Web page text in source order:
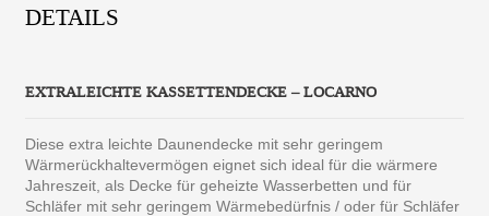
DETAILS
EXTRALEICHTE KASSETTENDECKE – LOCARNO
Diese extra leichte Daunendecke mit sehr geringem
Wärmerückhaltevermögen eignet sich ideal für die wärmere
Jahreszeit, als Decke für geheizte Wasserbetten und für
Schläfer mit sehr geringem Wärmebedürfnis / oder für Schläfer